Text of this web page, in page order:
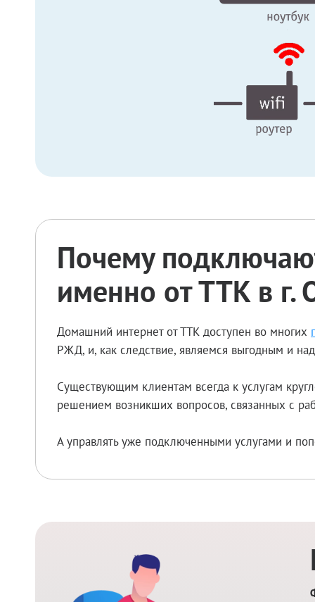
Почему
именно от ТТК в г.
Домашний интернет от ТТК доступен во многих
РЖД, и, как следствие, являемся выгодным и
Существующим клиентам всегда к услугам
решением возникших вопросов, связанных с
А управлять уже подключенными услугами и